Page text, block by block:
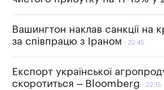
Вашингтон наклав санкції на
за співпрацю з Іраном
22:45
Експорт української
скоротиться – Bloomberg
22:15